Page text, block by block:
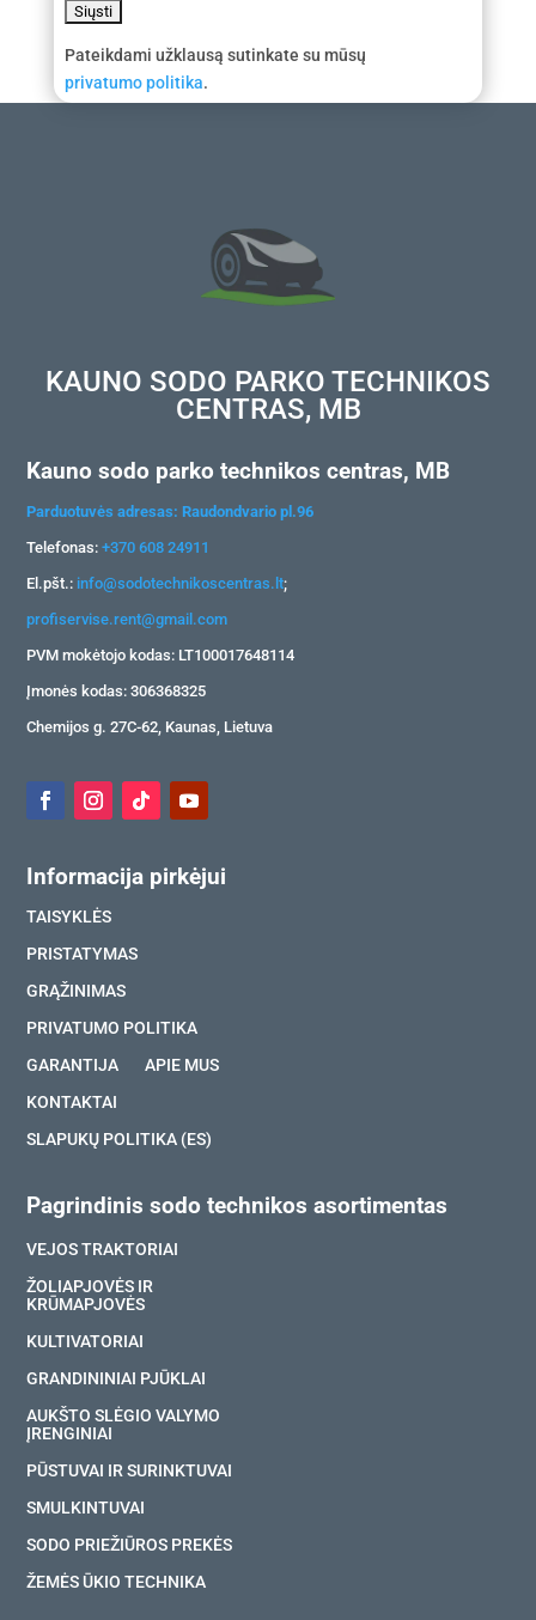
Pateikdami užklausą sutinkate su mūsų
privatumo politika.
KAUNO SODO PARKO TECHNIKOS
CENTRAS, MB
Kauno sodo parko technikos centras, MB
Parduotuvės adresas: Raudondvario pl.96
Telefonas:+370 608 24911
El.pšt.: info@sodotechnikoscentras.lt;
profiservise.rent@gmail.com
PVM mokėtojo kodas: LT100017648114
Įmonės kodas: 306368325
Chemijos g. 27C-62, Kaunas, Lietuva
Informacija pirkėjui
TAISYKLĖS
PRISTATYMAS
GRĄŽINIMAS
PRIVATUMO POLITIKA
GARANTIJA
APIE MUS
KONTAKTAI
SLAPUKŲ POLITIKA (ES)
Pagrindinis sodo technikos asortimentas
VEJOS TRAKTORIAI
ŽOLIAPJOVĖS IR
KRŪMAPJOVĖS
KULTIVATORIAI
GRANDININIAI PJŪKLAI
AUKŠTO SLĖGIO VALYMO
ĮRENGINIAI
PŪSTUVAI IR SURINKTUVAI
SMULKINTUVAI
SODO PRIEŽIŪROS PREKĖS
ŽEMĖS ŪKIO TECHNIKA